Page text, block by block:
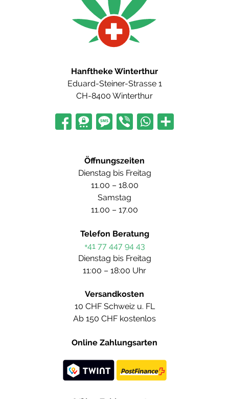
Hanftheke Winterthur
Eduard-Steiner-Strasse 1
CH-8400 Winterthur
Öffnungszeiten
Dienstag bis Freitag
11.00 – 18.00
Samstag
11.00 – 17.00
Telefon Beratung
+41 77 447 94 43
Dienstag bis Freitag
11:00 – 18:00 Uhr
Versandkosten
10 CHF Schweiz u. FL
Ab 150 CHF kostenlos
Online Zahlungsarten